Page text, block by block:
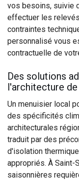
vos besoins, suivie
effectuer les
contraintes
personnalisé vous
contractuelle de
Des solutions
l'architecture
Un menuisier local
des spécificités
architecturales
traduit par des
d'isolation
appropriés. À Saint-
saisonnières